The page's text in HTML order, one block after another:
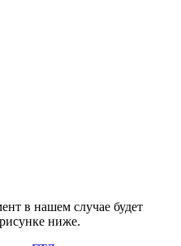
в нашем случае будет
ниже.